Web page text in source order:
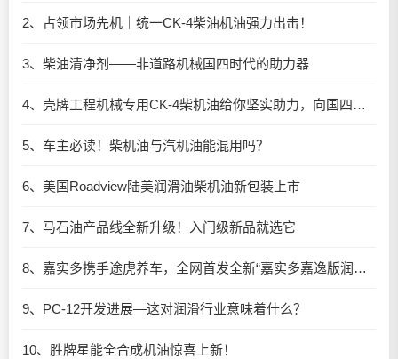
2、占领市场先机｜统一CK-4柴油机油强力出击！
3、柴油清净剂——非道路机械国四时代的助力器
4、壳牌工程机械专用CK-4柴机油给你坚实助力，向国四时代迈进！
5、车主必读！柴机油与汽机油能混用吗？
6、美国Roadview陆美润滑油柴机油新包装上市
7、马石油产品线全新升级！入门级新品就选它
8、嘉实多携手途虎养车，全网首发全新“嘉实多嘉逸版润滑油”
9、PC-12开发进展—这对润滑行业意味着什么？
10、胜牌星能全合成机油惊喜上新！